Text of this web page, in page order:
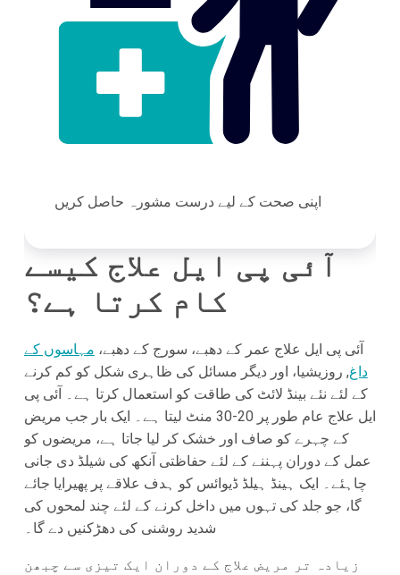
اپنی صحت کے لیے درست مشورہ حاصل کریں
آئی پی ایل علاج کیسے
کام کرتا ہے؟
آئی پی ایل علاج عمر کے دھبے، سورج کے دھبے، مہاسوں کے
داغ, روزیشیا، اور دیگر مسائل کی ظاہری شکل کو کم کرنے
کے لئے نئے بینڈ لائٹ کی طاقت کو استعمال کرتا ہے۔ آئی پی
ایل علاج عام طور پر 20-30 منٹ لیتا ہے۔ ایک بار جب مریض
کے چہرے کو صاف اور خشک کر لیا جاتا ہے، مریضوں کو
عمل کے دوران پہننے کے لئے حفاظتی آنکھ کی شیلڈ دی جانی
چاہئے۔ ایک ہینڈ ہیلڈ ڈیوائس کو ہدف علاقے پر پھیرایا جائے
گا، جو جلد کی تہوں میں داخل کرنے کے لئے چند لمحوں کی
شدید روشنی کی دھڑکنیں دے گا۔
زیادہ تر مریض علاج کے دوران ایک تیزی سے چبھن